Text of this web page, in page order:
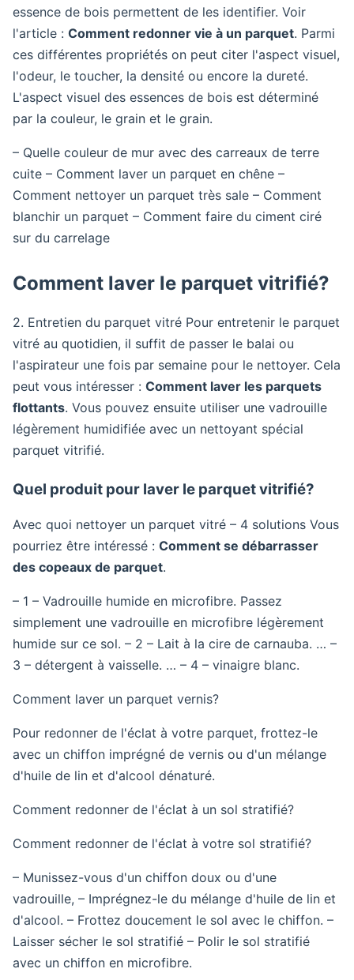
essence de bois permettent de les identifier. Voir
l'article : Comment redonner vie à un parquet. Parmi
ces différentes propriétés on peut citer l'aspect visuel,
l'odeur, le toucher, la densité ou encore la dureté.
L'aspect visuel des essences de bois est déterminé
par la couleur, le grain et le grain.
– Quelle couleur de mur avec des carreaux de terre
cuite – Comment laver un parquet en chêne –
Comment nettoyer un parquet très sale – Comment
blanchir un parquet – Comment faire du ciment ciré
sur du carrelage
Comment laver le parquet vitrifié?
2. Entretien du parquet vitré Pour entretenir le parquet
vitré au quotidien, il suffit de passer le balai ou
l'aspirateur une fois par semaine pour le nettoyer. Cela
peut vous intéresser : Comment laver les parquets
flottants. Vous pouvez ensuite utiliser une vadrouille
légèrement humidifiée avec un nettoyant spécial
parquet vitrifié.
Quel produit pour laver le parquet vitrifié?
Avec quoi nettoyer un parquet vitré – 4 solutions Vous
pourriez être intéressé : Comment se débarrasser
des copeaux de parquet.
– 1 – Vadrouille humide en microfibre. Passez
simplement une vadrouille en microfibre légèrement
humide sur ce sol. – 2 – Lait à la cire de carnauba. … –
3 – détergent à vaisselle. … – 4 – vinaigre blanc.
Comment laver un parquet vernis?
Pour redonner de l'éclat à votre parquet, frottez-le
avec un chiffon imprégné de vernis ou d'un mélange
d'huile de lin et d'alcool dénaturé.
Comment redonner de l'éclat à un sol stratifié?
Comment redonner de l'éclat à votre sol stratifié?
– Munissez-vous d'un chiffon doux ou d'une
vadrouille, – Imprégnez-le du mélange d'huile de lin et
d'alcool. – Frottez doucement le sol avec le chiffon. –
Laisser sécher le sol stratifié – Polir le sol stratifié
avec un chiffon en microfibre.